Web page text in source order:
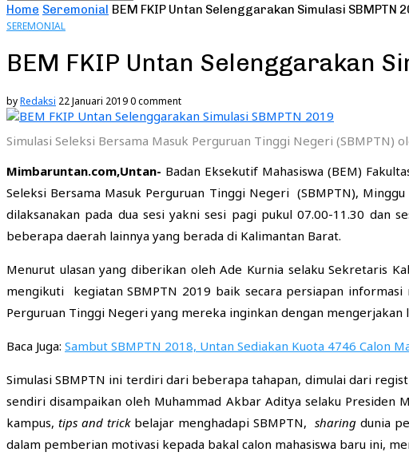
Home Seremonial BEM FKIP Untan Selenggarakan Simulasi SBMPTN
SEREMONIAL
BEM FKIP Untan Selenggarakan
byRedaksi 22 Januari 20190 comment
Simulasi Seleksi Bersama Masuk Perguruan Tinggi Negeri (SBMPTN)
Mimbaruntan.com,Untan- Badan Eksekutif Mahasiswa (BEM)
Seleksi Bersama Masuk Perguruan Tinggi Negeri (SBMPTN),
dilaksanakan pada dua sesi yakni sesi pagi pukul 07.00-11.30 dan
beberapa daerah lainnya yang berada di Kalimantan Barat.
Menurut ulasan yang diberikan oleh Ade Kurnia selaku Sekretaris
mengikuti kegiatan SBMPTN 2019 baik secara persiapan
Perguruan Tinggi Negeri yang mereka inginkan dengan
Baca Juga: Sambut SBMPTN 2018, Untan Sediakan Kuota 4746 Calon
Simulasi SBMPTN ini terdiri dari beberapa tahapan, dimulai dari
sendiri disampaikan oleh Muhammad Akbar Aditya selaku Presiden
kampus, tips and trickbelajar menghadapi SBMPTN, sharingdunia
dalam pemberian motivasi kepada bakal calon mahasiswa baru ini,